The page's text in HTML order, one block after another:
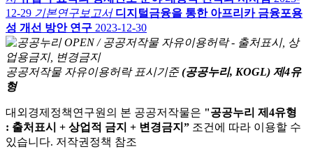
12-29 기본연구보고서 디지털금융을 통한 아프리카 금융포용
성 개선 방안 연구 2023-12-30
공공저작물 자유이용허락 표시기준 (공공누리, KOGL) 제4유
형
대외경제정책연구원의 본 공공저작물은 "공공누리 제4유형
: 출처표시 + 상업적 금지 + 변경금지” 조건에 따라 이용할 수
있습니다. 저작권정책 참조